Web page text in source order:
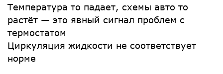
Температура то падает, схемы авто то
растёт — это явный сигнал проблем с
термостатом
Циркуляция жидкости не соответствует
норме